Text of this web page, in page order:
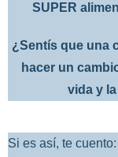
SUPER
¿Sentís que una
hacer un
vida y
Si es así, te cuento: